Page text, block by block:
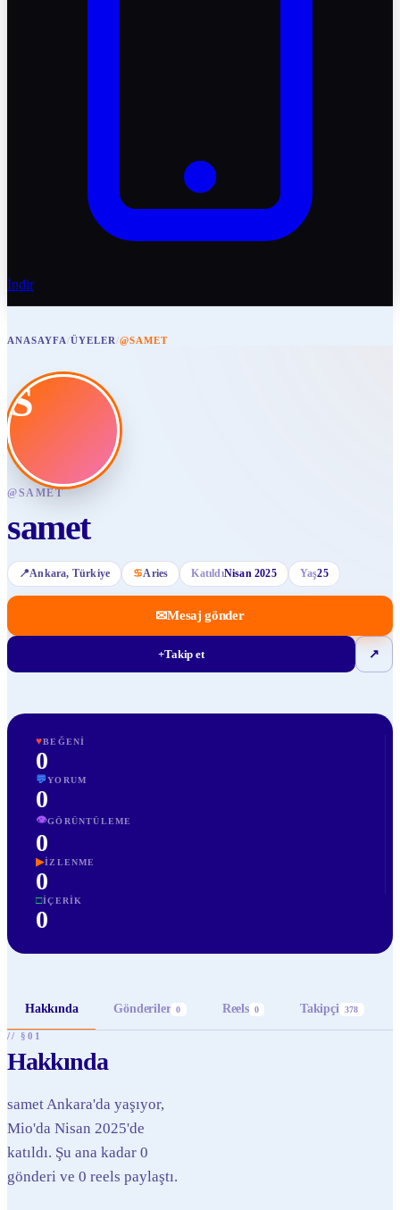
İndir
ANASAYFA/ÜYELER/@SAMET
S
@SAMET
samet
📍Ankara, Türkiye ♋Aries KatıldıNisan 2025 Yaş25
✉Mesaj gönder
+Takip et ↗
♥BEĞENI
0
💬YORUM
0
👁GÖRÜNTÜLEME
0
▶İZLENME
0
□İÇERIK
0
Hakkında Gönderiler 0 Reels 0 Takipçi 378
// §01
Hakkında
samet Ankara'da yaşıyor,
Mio'da Nisan 2025'de
katıldı. Şu ana kadar 0
gönderi ve 0 reels paylaştı.